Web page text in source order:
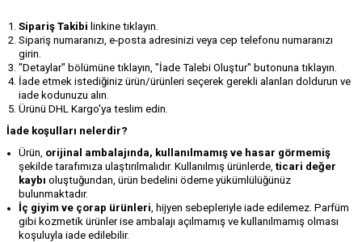
Sipariş Takibi linkine tıklayın.
Sipariş numaranızı, e-posta adresinizi veya cep telefonu numaranızı
girin.
"Detaylar" bölümüne tıklayın, "İade Talebi Oluştur" butonuna tıklayın.
İade etmek istediğiniz ürün/ürünleri seçerek gerekli alanları doldurun ve
iade kodunuzu alın.
Ürünü DHL Kargo'ya teslim edin.
İade koşulları nelerdir?
Ürün, orijinal ambalajında, kullanılmamış ve hasar görmemiş
şekilde tarafımıza ulaştırılmalıdır. Kullanılmış ürünlerde, ticari değer
kaybı oluştuğundan, ürün bedelini ödeme yükümlülüğünüz
bulunmaktadır.
İç giyim ve çorap ürünleri, hijyen sebepleriyle iade edilemez. Parfüm
gibi kozmetik ürünler ise ambalajı açılmamış ve kullanılmamış olması
koşuluyla iade edilebilir.